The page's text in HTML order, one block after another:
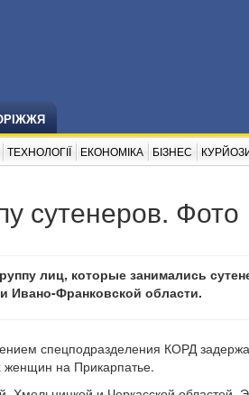
ТЕХНОЛОГІЇ ЕКОНОМІКА БІЗНЕС
сутенеров. Фото
лиц, которые занимались
Ивано-Франковской области.
спецподразделения КОРД
женщин на Прикарпатье.